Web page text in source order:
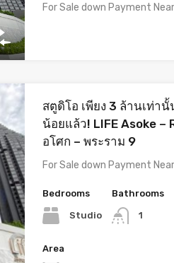
For Sale down Payment
สตูดิโอ เพียง 3 ล้านเท่า
น้อยแล้ว! LIFE Asoke –
อโศก – พระราม 9
For Sale down Payment
Bedrooms
Studio
Bathrooms
1
Area